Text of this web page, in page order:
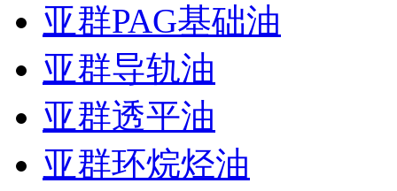
亚群PAG基础油
亚群导轨油
亚群透平油
亚群环烷烃油